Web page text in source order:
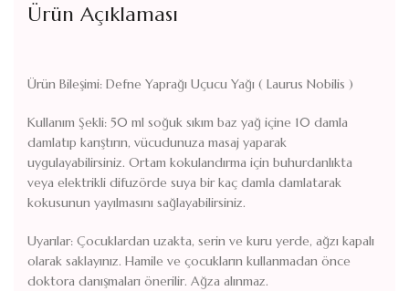
Ürün Açıklaması
Ürün Bileşimi: Defne Yaprağı Uçucu Yağı ( Laurus Nobilis )
Kullanım Şekli: 50 ml soğuk sıkım baz yağ içine 10 damla
damlatıp karıştırın, vücudunuza masaj yaparak
uygulayabilirsiniz. Ortam kokulandırma için buhurdanlıkta
veya elektrikli difuzörde suya bir kaç damla damlatarak
kokusunun yayılmasını sağlayabilirsiniz.
Uyarılar: Çocuklardan uzakta, serin ve kuru yerde, ağzı kapalı
olarak saklayınız. Hamile ve çocukların kullanmadan önce
doktora danışmaları önerilir. Ağza alınmaz.